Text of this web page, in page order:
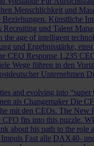
Menschlichkeit und
Künstliche
und Talent
the age of intelligent
und Ergebnisstärke,
CEO Response 1.235
Wege führen in den
Unternehmen
and evolving into
als Changemaker Die
mit den CEOs. The New
fits into this puzzle.
about his path to the role
Fast alle DAX40-